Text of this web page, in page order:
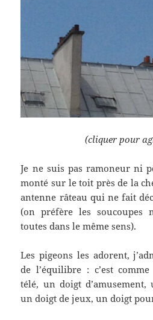
(cliquer pour
Je ne suis pas ramoneur ni
monté sur le toit près de la
antenne râteau qui ne fait
(on préfère les soucoupes
toutes dans le même sens).
Les pigeons les adorent,
de l’équilibre : c’est
télé, un doigt
un doigt de jeux, un doigt